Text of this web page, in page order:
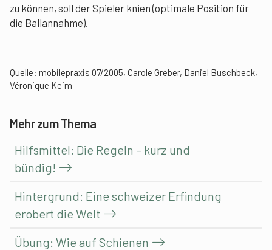
zu können, soll der Spieler knien (optimale Position für
die Ballannahme).
Quelle: mobilepraxis 07/2005, Carole Greber, Daniel Buschbeck,
Véronique Keim
Mehr zum Thema
Hilfsmittel: Die Regeln – kurz und
bündig!
Hintergrund: Eine schweizer Erfindung
erobert die Welt
Übung: Wie auf Schienen